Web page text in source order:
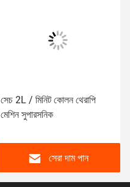
সেচ 2L / মিনিট কোলন থেরাপি
মেশিন সুপারসনিক
সেরা দাম পান